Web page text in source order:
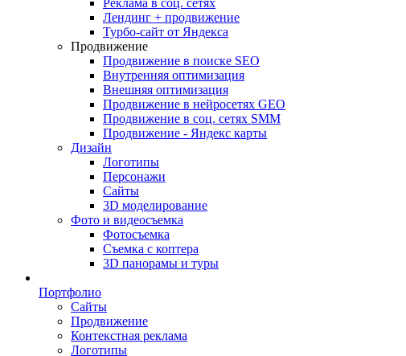
Реклама в соц. сетях
Лендинг + продвижение
Турбо-сайт от Яндекса
Продвижение
Продвижение в поиске SEO
Внутренняя оптимизация
Внешняя оптимизация
Продвижение в нейросетях GEO
Продвижение в соц. сетях SMM
Продвижение - Яндекс карты
Дизайн
Логотипы
Персонажи
Сайты
3D моделирование
Фото и видеосъемка
Фотосъемка
Съемка с коптера
3D панорамы и туры
Портфолио
Сайты
Продвижение
Контекстная реклама
Логотипы